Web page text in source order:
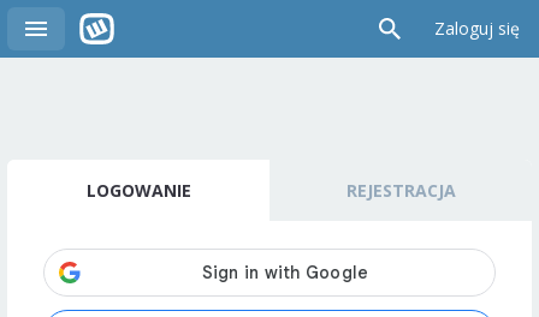
Zaloguj się
LOGOWANIE REJESTRACJA